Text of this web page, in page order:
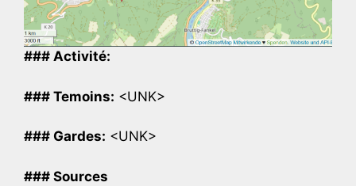
### Activité:
### Temoins: <UNK>
### Gardes: <UNK>
### Sources